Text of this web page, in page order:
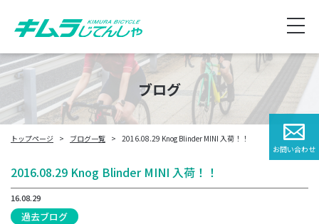
ブログ
トップページ ブログ一覧 2016.08.29 Knog Blinder MINI 入荷！！
2016.08.29 Knog Blinder MINI 入荷！！
16.08.29
過去ブログ
お問い合わせ